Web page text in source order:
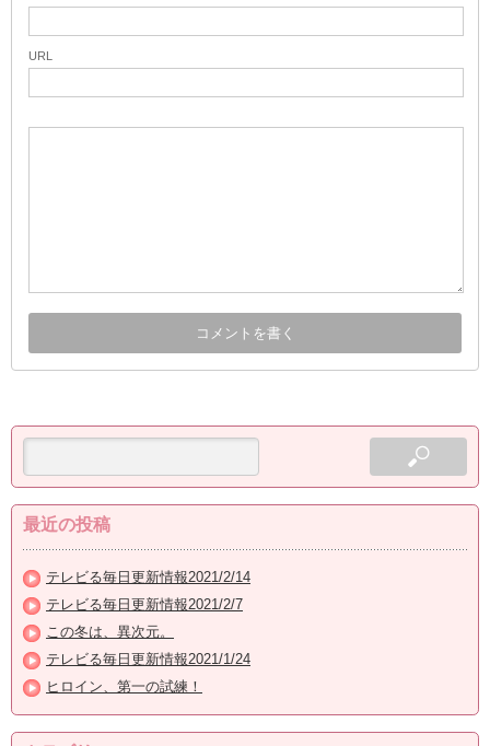
URL
最近の投稿
テレビる毎日更新情報2021/2/14
テレビる毎日更新情報2021/2/7
この冬は、異次元。
テレビる毎日更新情報2021/1/24
ヒロイン、第一の試練！